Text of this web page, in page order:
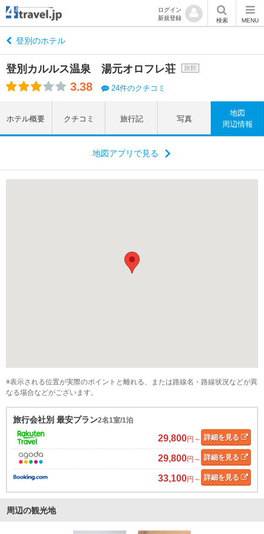
ログイン
新規登録
検索 MENU
登別のホテル
登別カルルス温泉 湯元オロフレ荘 旅館
3.38 24件のクチコミ
ホテル概要 クチコミ 旅行記 写真
地図
周辺情報
地図アプリで見る
※表示される位置が実際のポイントと離れる、または路線名・路線状況などが異
なる場合などがございます。
旅行会社別 最安プラン2名1室/1泊
29,800円～ 詳細を見る
29,800円～ 詳細を見る
33,100円～ 詳細を見る
周辺の観光地